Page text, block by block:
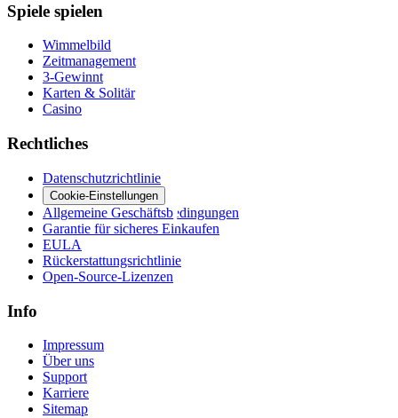
Spiele spielen
Wimmelbild
Zeitmanagement
3-Gewinnt
Karten & Solitär
Casino
Rechtliches
Datenschutzrichtlinie
Cookie-Einstellungen
Allgemeine Geschäftsbedingungen
Garantie für sicheres Einkaufen
EULA
Rückerstattungsrichtlinie
Open-Source-Lizenzen
Info
Impressum
Über uns
Support
Karriere
Sitemap